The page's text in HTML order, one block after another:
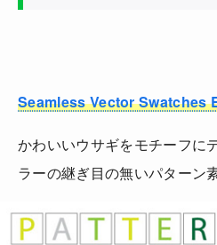
Seamless Vector Swatches
かわいいウサギをモチーフに
ラーの継ぎ目の無いパターン